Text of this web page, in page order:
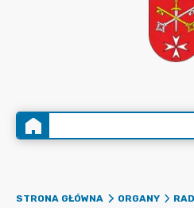
STRONA GŁÓWNA ORGANY